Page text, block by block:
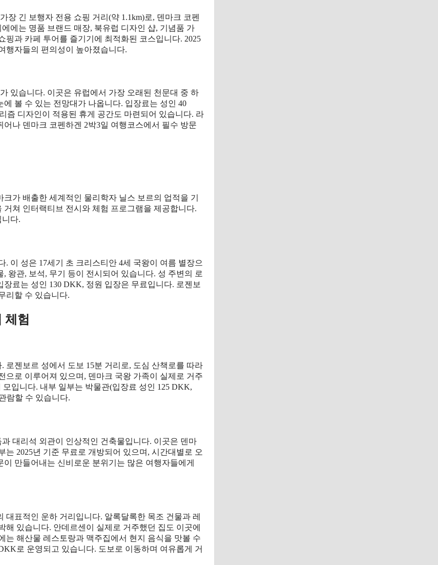
긴 보행자 전용 쇼핑 거리(약 1.1km)로, 덴마크 코펜
에는 명품 브랜드 매장, 북유럽 디자인 샵, 기념품 가
과 카페 투어를 즐기기에 최적화된 코스입니다. 2025
행자들의 편의성이 높아졌습니다.
있습니다. 이곳은 유럽에서 가장 오래된 천문대 중 하
볼 수 있는 전망대가 나옵니다. 입장료는 성인 40
즘 디자인이 적용된 휴게 공간도 마련되어 있습니다. 라
나 덴마크 코펜하겐 2박3일 여행코스에서 필수 방문
가 배출한 세계적인 물리학자 닐스 보르의 업적을 기
쳐 인터랙티브 전시와 체험 프로그램을 제공합니다.
다.
이 성은 17세기 초 크리스티안 4세 국왕이 여름 별장으
왕관, 보석, 무기 등이 전시되어 있습니다. 성 주변의 로
료는 성인 130 DKK, 정원 입장은 무료입니다. 로젠보
리할 수 있습니다.
체험
젠보르 성에서 도보 15분 거리로, 도심 산책로를 따라
로 이루어져 있으며, 덴마크 국왕 가족이 실제로 거주
입니다. 내부 일부는 박물관(입장료 성인 125 DKK,
람할 수 있습니다.
대리석 외관이 인상적인 건축물입니다. 이곳은 덴마
2025년 기준 무료로 개방되어 있으며, 시간대별로 오
만들어내는 신비로운 분위기는 많은 여행자들에게
표적인 운하 거리입니다. 알록달록한 목조 건물과 레
있습니다. 안데르센이 실제로 거주했던 집도 이곳에
는 해산물 레스토랑과 맥주집에서 현지 음식을 맛볼 수
로 운영되고 있습니다. 도보로 이동하며 여유롭게 거